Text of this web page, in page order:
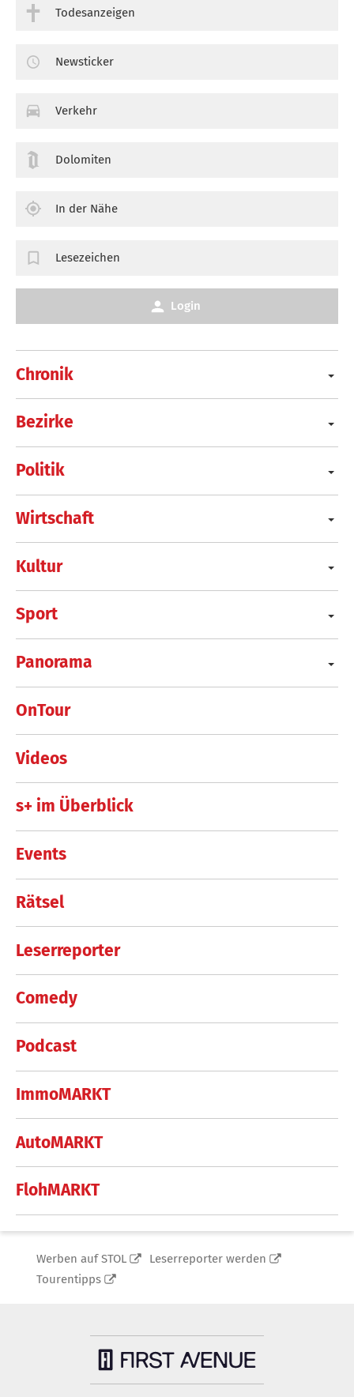
Chronik
Bezirke
Politik
Wirtschaft
Kultur
Sport
Panorama
OnTour
Videos
s+ im Überblick
Events
Rätsel
Leserreporter
Comedy
Podcast
ImmoMARKT
AutoMARKT
FlohMARKT
Todesanzeigen
Newsticker
Verkehr
Dolomiten
In der Nähe
Lesezeichen
Login
Werben auf STOL
Leserreporter werden
Tourentipps